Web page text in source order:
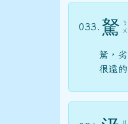
033. 駑 ㄋ
ㄨ
駑，
很遠
ㄐ